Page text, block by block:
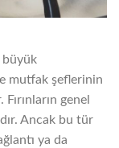
büyük
mutfak şeflerinin
genel
Ancak bu tür
ya da